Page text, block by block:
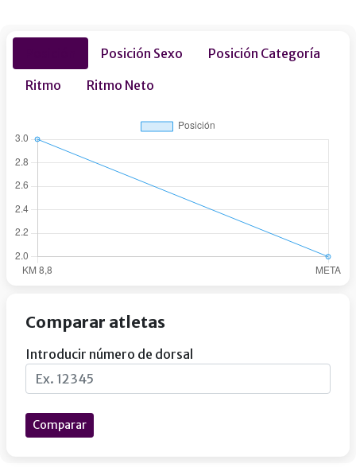
Posición Sexo
Posición Categoría
Ritmo
Ritmo Neto
Comparar atletas
Introducir número de dorsal
Comparar